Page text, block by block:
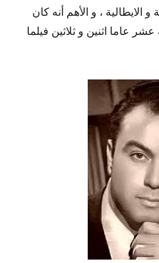
الايطالية ، و الأهم أنه كان
عاما اثنين و ثلاثين فيلما